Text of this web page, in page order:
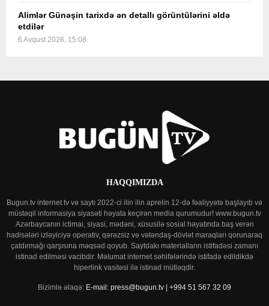
Alimlər Günəşin tarixdə ən detallı görüntülərini əldə
etdilər
6 Avqust 2026, 15:08
HAQQIMIZDA
Bugun.tv internet tv və saytı 2022-ci ilin ilin aprelin 12-də fəaliyyətə başlayıb və
müstəqil informasiya siyasəti həyata keçirən media qurumudur! www.bugun.tv
Azərbaycanın ictimai, siyasi, mədəni, xüsusilə sosial həyatında baş verən
hadisələri izləyiciyə operativ, qərəzsiz və vətəndaş-dövlət maraqları qorunaraq
çatdırmağı qarşısına məqsəd qoyub. Saytdakı materialların istifadəsi zamanı
istinad edilməsi vacibdir. Məlumat internet səhifələrində istifadə edildikdə
hiperlink vasitəsi ilə istinad mütləqdir.
Bizimlə əlaqə: E-mail: press@bugun.tv | +994 51 567 32 09